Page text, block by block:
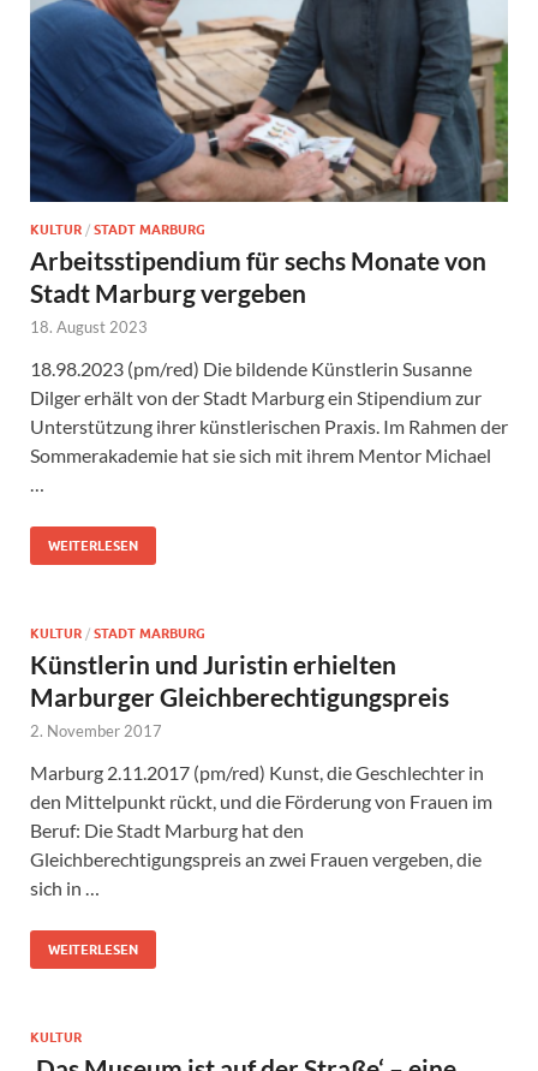
KULTUR / STADT MARBURG
Arbeitsstipendium für sechs Monate von
Stadt Marburg vergeben
18. August 2023
18.98.2023 (pm/red) Die bildende Künstlerin Susanne
Dilger erhält von der Stadt Marburg ein Stipendium zur
Unterstützung ihrer künstlerischen Praxis. Im Rahmen der
Sommerakademie hat sie sich mit ihrem Mentor Michael
WEITERLESEN
KULTUR / STADT MARBURG
Künstlerin und Juristin erhielten
Marburger Gleichberechtigungspreis
2. November 2017
Marburg 2.11.2017 (pm/red) Kunst, die Geschlechter in
den Mittelpunkt rückt, und die Förderung von Frauen im
Beruf: Die Stadt Marburg hat den
Gleichberechtigungspreis an zwei Frauen vergeben, die
sich in …
WEITERLESEN
KULTUR